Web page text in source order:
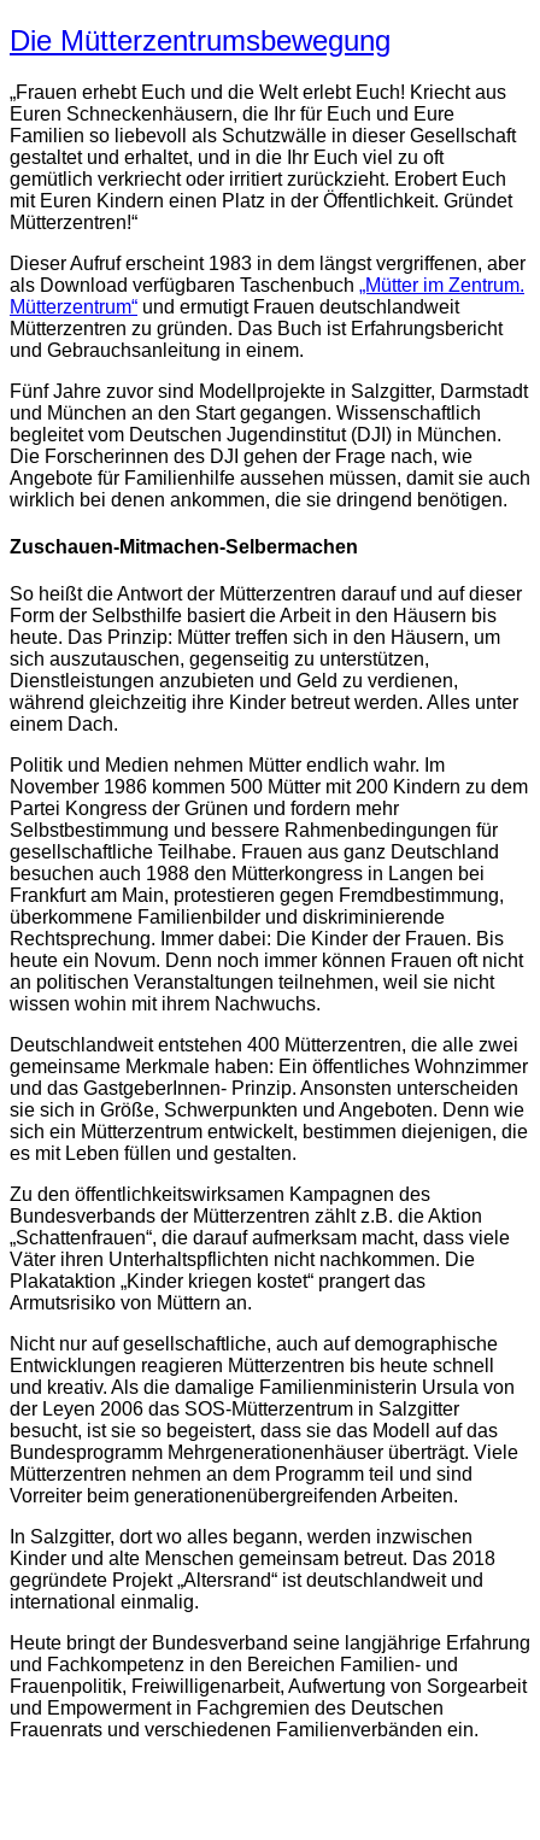
Die Mütterzentrumsbewegung
„Frauen erhebt Euch und die Welt erlebt Euch! Kriecht aus
Euren Schneckenhäusern, die Ihr für Euch und Eure
Familien so liebevoll als Schutzwälle in dieser Gesellschaft
gestaltet und erhaltet, und in die Ihr Euch viel zu oft
gemütlich verkriecht oder irritiert zurückzieht. Erobert Euch
mit Euren Kindern einen Platz in der Öffentlichkeit. Gründet
Mütterzentren!“
Dieser Aufruf erscheint 1983 in dem längst vergriffenen, aber
als Download verfügbaren Taschenbuch „Mütter im Zentrum.
Mütterzentrum“ und ermutigt Frauen deutschlandweit
Mütterzentren zu gründen. Das Buch ist Erfahrungsbericht
und Gebrauchsanleitung in einem.
Fünf Jahre zuvor sind Modellprojekte in Salzgitter, Darmstadt
und München an den Start gegangen. Wissenschaftlich
begleitet vom Deutschen Jugendinstitut (DJI) in München.
Die Forscherinnen des DJI gehen der Frage nach, wie
Angebote für Familienhilfe aussehen müssen, damit sie auch
wirklich bei denen ankommen, die sie dringend benötigen.
Zuschauen-Mitmachen-Selbermachen
So heißt die Antwort der Mütterzentren darauf und auf dieser
Form der Selbsthilfe basiert die Arbeit in den Häusern bis
heute. Das Prinzip: Mütter treffen sich in den Häusern, um
sich auszutauschen, gegenseitig zu unterstützen,
Dienstleistungen anzubieten und Geld zu verdienen,
während gleichzeitig ihre Kinder betreut werden. Alles unter
einem Dach.
Politik und Medien nehmen Mütter endlich wahr. Im
November 1986 kommen 500 Mütter mit 200 Kindern zu dem
Partei Kongress der Grünen und fordern mehr
Selbstbestimmung und bessere Rahmenbedingungen für
gesellschaftliche Teilhabe. Frauen aus ganz Deutschland
besuchen auch 1988 den Mütterkongress in Langen bei
Frankfurt am Main, protestieren gegen Fremdbestimmung,
überkommene Familienbilder und diskriminierende
Rechtsprechung. Immer dabei: Die Kinder der Frauen. Bis
heute ein Novum. Denn noch immer können Frauen oft nicht
an politischen Veranstaltungen teilnehmen, weil sie nicht
wissen wohin mit ihrem Nachwuchs.
Deutschlandweit entstehen 400 Mütterzentren, die alle zwei
gemeinsame Merkmale haben: Ein öffentliches Wohnzimmer
und das GastgeberInnen- Prinzip. Ansonsten unterscheiden
sie sich in Größe, Schwerpunkten und Angeboten. Denn wie
sich ein Mütterzentrum entwickelt, bestimmen diejenigen, die
es mit Leben füllen und gestalten.
Zu den öffentlichkeitswirksamen Kampagnen des
Bundesverbands der Mütterzentren zählt z.B. die Aktion
„Schattenfrauen“, die darauf aufmerksam macht, dass viele
Väter ihren Unterhaltspflichten nicht nachkommen. Die
Plakataktion „Kinder kriegen kostet“ prangert das
Armutsrisiko von Müttern an.
Nicht nur auf gesellschaftliche, auch auf demographische
Entwicklungen reagieren Mütterzentren bis heute schnell
und kreativ. Als die damalige Familienministerin Ursula von
der Leyen 2006 das SOS-Mütterzentrum in Salzgitter
besucht, ist sie so begeistert, dass sie das Modell auf das
Bundesprogramm Mehrgenerationenhäuser überträgt. Viele
Mütterzentren nehmen an dem Programm teil und sind
Vorreiter beim generationenübergreifenden Arbeiten.
In Salzgitter, dort wo alles begann, werden inzwischen
Kinder und alte Menschen gemeinsam betreut. Das 2018
gegründete Projekt „Altersrand“ ist deutschlandweit und
international einmalig.
Heute bringt der Bundesverband seine langjährige Erfahrung
und Fachkompetenz in den Bereichen Familien- und
Frauenpolitik, Freiwilligenarbeit, Aufwertung von Sorgearbeit
und Empowerment in Fachgremien des Deutschen
Frauenrats und verschiedenen Familienverbänden ein.